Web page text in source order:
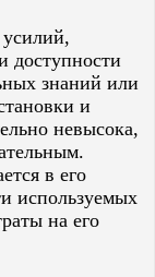
доступности
знаний или
и
невысока,
в его
используемых
на его